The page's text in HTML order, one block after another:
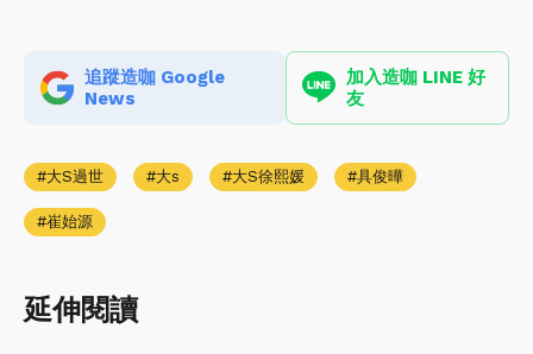
追蹤造咖 Google
News
加入造咖 LINE 好
友
大S過世 大s 大S徐熙媛 具俊曄
崔始源
延伸閱讀